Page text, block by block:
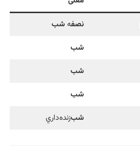
نصفه شب
شب
شب
شب
شب‌زنده‌داري